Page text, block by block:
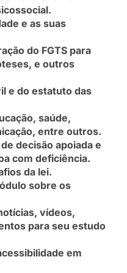
e as suas
do FGTS para
e outros
e do estatuto das
saúde,
entre outros.
decisão apoiada e
com deficiência.
da lei.
sobre os
vídeos,
para seu estudo
em